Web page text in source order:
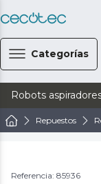
Categorías
Robots
Repuestos
Referencia: 85936